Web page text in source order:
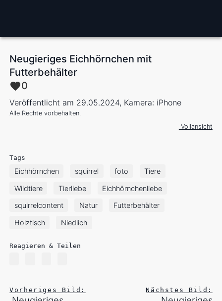
Neugieriges Eichhörnchen mit
Futterbehälter
0
Veröffentlicht am 29.05.2024, Kamera: iPhone
Alle Rechte vorbehalten.
Vollansicht
Tags
Eichhörnchen squirrel foto Tiere
Wildtiere Tierliebe Eichhörnchenliebe
squirrelcontent Natur Futterbehälter
Holztisch Niedlich
Reagieren & Teilen
Vorheriges Bild: Nächstes Bild: